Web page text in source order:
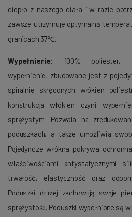
ciepło z naszego ciała i w razie
zawsze utrzymuje optymalną
granicach 37℃.
Wypełnienie:
100% poliester,
wypełnienie, zbudowane jest z
spiralnie skręconych włókien
konstrukcja włókien czyni
sprężystym. Pozwala na
poduszkach, a także umożliwia
Pojedyncze włókna pokrywa
właściwościami antystatycznymi
trwałość, elastyczność oraz
Poduszki dłużej zachowują swoje
sprężystość. Poduszki wypełnione są